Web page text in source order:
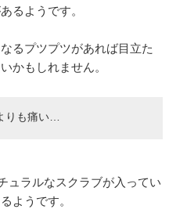
るようです。
るプツプツがあれば目立た
かもしれません。
りも痛い…
ュラルなスクラブが入ってい
ようです。